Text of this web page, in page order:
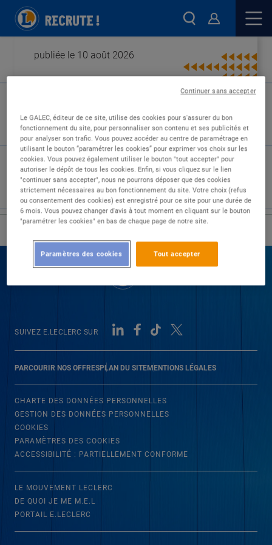
publiée le 10 août 2026
Type de contrat :
Expérience :
Études :
PARCOURIR NOS OFFRESPLAN DU SITEMENTIONS LÉGALES
SUIVEZ E.LECLERC SUR
CHARTE DES DONNÉES PERSONNELLES
GESTION DES DONNÉES PERSONNELLES
COOKIES
PARAMÈTRES DES COOKIES
ACCESSIBILITÉ : PARTIELLEMENT CONFORME
LE MOUVEMENT LECLERC
DE QUOI JE ME M.E.L
PORTAIL E.LECLERC
Le GALEC, éditeur de ce site, utilise des cookies pour s'assurer du bon
fonctionnement du site, pour personnaliser son contenu et ses publicités et
pour analyser son trafic. Vous pouvez accéder au centre de paramétrage en
utilisant le bouton “paramétrer les cookies” pour exprimer vos choix sur les
cookies. Vous pouvez également utiliser le bouton "tout accepter" pour
autoriser le dépôt de tous les cookies. Enfin, si vous cliquez sur le lien
"continuer sans accepter", nous ne pourrons déposer que des cookies
strictement nécessaires au bon fonctionnement du site. Votre choix (refus
ou consentement des cookies) est enregistré pour ce site pour une durée de
6 mois. Vous pouvez changer d'avis à tout moment en cliquant sur le bouton
"paramétrer les cookies" en bas de chaque page de notre site.
Tout accepter
Paramètres des cookies
Continuer sans accepter